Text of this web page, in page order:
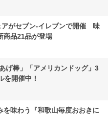
アがセブン-イレブンで開催 味
商品21品が登場
げ棒」「アメリカンドッグ」3
を開催中！
を味わう『和歌山毎度おおきに